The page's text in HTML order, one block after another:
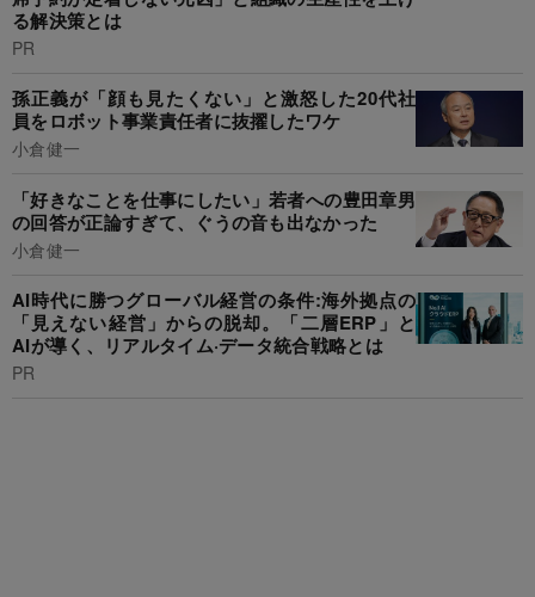
る解決策とは
PR
孫正義が「顔も見たくない」と激怒した20代社
員をロボット事業責任者に抜擢したワケ
小倉健一
「好きなことを仕事にしたい」若者への豊田章男
の回答が正論すぎて、ぐうの音も出なかった
小倉健一
AI時代に勝つグローバル経営の条件:海外拠点の
「見えない経営」からの脱却。「二層ERP」と
AIが導く、リアルタイム·データ統合戦略とは
PR